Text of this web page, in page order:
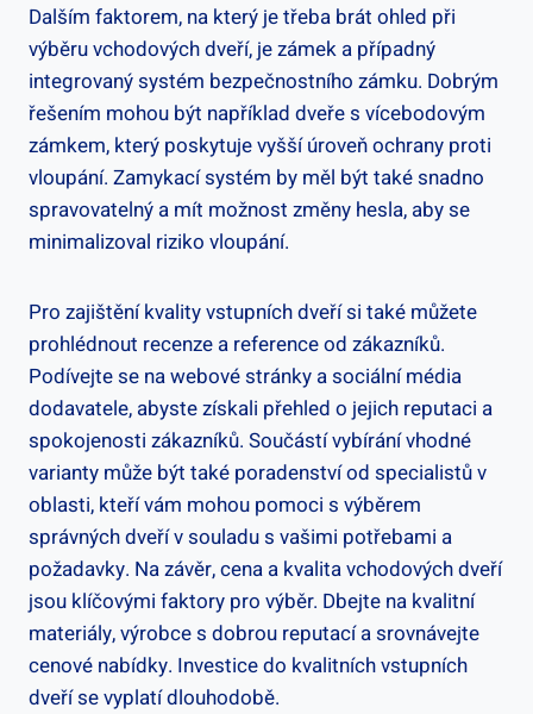
Dalším faktorem, na který je třeba‍ brát ohled při
výběru vchodových dveří, je zámek a⁣ případný‍
integrovaný systém ‍bezpečnostního‍ zámku. Dobrým
řešením ‌mohou být například dveře s vícebodovým
zámkem,⁣ který ‌poskytuje vyšší ⁣úroveň ochrany proti
vloupání. Zamykací ⁢systém by ​měl ‌být také snadno
spravovatelný a mít možnost změny hesla, aby se
minimalizoval riziko vloupání.
Pro zajištění kvality vstupních dveří si také ⁢můžete
‌prohlédnout recenze ⁤a reference od zákazníků.
Podívejte se na webové stránky a ⁢sociální média
dodavatele, abyste získali přehled o jejich reputaci a ​
spokojenosti‌ zákazníků. ⁢Součástí vybírání vhodné
varianty může ⁣být také poradenství‍ od specialistů v
⁢oblasti, kteří vám mohou pomoci ⁤s výběrem
správných dveří v souladu s vašimi‍ potřebami a⁣
požadavky. Na závěr, cena a kvalita ⁤vchodových dveří
jsou klíčovými faktory ‍pro výběr. ‌Dbejte na kvalitní
‍materiály, výrobce s dobrou ⁣reputací a‌ srovnávejte
cenové​ nabídky. Investice do ​kvalitních‍ vstupních
dveří se ‍vyplatí dlouhodobě.